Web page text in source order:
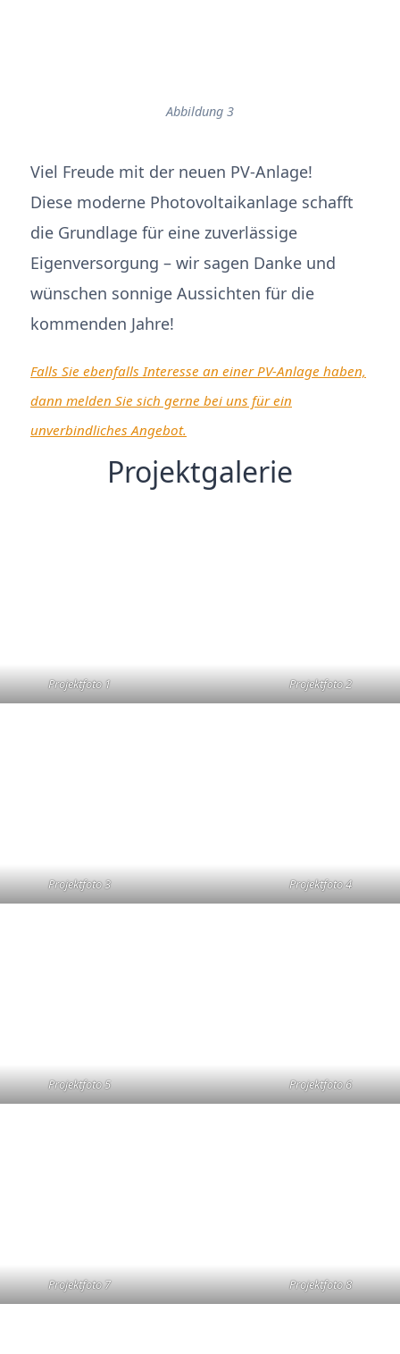
Abbildung 3
Viel Freude mit der neuen PV-Anlage!
Diese moderne Photovoltaikanlage schafft
die Grundlage für eine zuverlässige
Eigenversorgung – wir sagen Danke und
wünschen sonnige Aussichten für die
kommenden Jahre!
Falls Sie ebenfalls Interesse an einer PV-Anlage haben,
dann melden Sie sich gerne bei uns für ein
unverbindliches Angebot.
Projektgalerie
Projektfoto 1 Projektfoto 2
Projektfoto 3 Projektfoto 4
Projektfoto 5 Projektfoto 6
Projektfoto 7 Projektfoto 8